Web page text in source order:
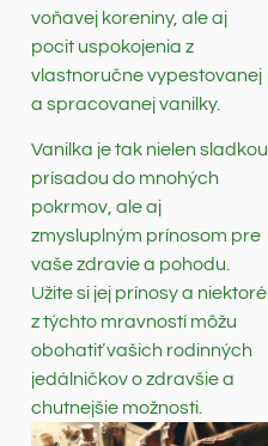
voňavej koreniny, ale aj
pocit uspokojenia z
vlastnoručne vypestovanej
a spracovanej vanilky.
Vanilka je tak nielen sladkou
prísadou do mnohých
pokrmov, ale aj
zmysluplným prínosom pre
vaše zdravie a pohodu.
Užite si jej prínosy a niektoré
z týchto mravností môžu
obohatiť vašich rodinných
jedálničkov o zdravšie a
chutnejšie možnosti.